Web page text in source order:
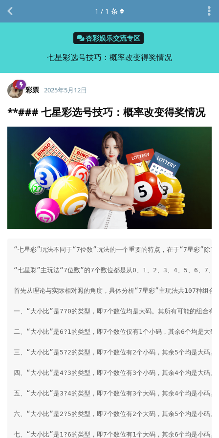
杏彩娱乐交流专区
七星彩选号技巧：概率改变得奖情况
1 / 1 条
彩票 2025年5月12日
**###七星彩选号技巧：概率改变得奖情况
“七星彩”玩法不同于“7位数”玩法的一个重要的特点，在于“7星彩”除
“七星彩”主玩法“7位数”的7个数位都是从0、1、2、3、4、5、6、7、
首先从理论与实际相对照的角度，具体分析“7星彩”主玩法共107种组
一、“大小比”是7?0的类型，即7个数位均是大码。其所有可能的组合
二、“大小比”是6?1的类型，即7个数位仅有1个小码，其余6个均是大
三、“大小比”是5?2的类型，即7个数位有2个小码，其余5个均是大
四、“大小比”是4?3的类型，即7个数位有3个小码，其余4个均是大
五、“大小比”是3?4的类型，即7个数位有3个大码，其余4个均是小
六、“大小比”是2?5的类型，即7个数位有2个大码，其余5个均是小
七、“大小比”是1?6的类型，即7个数位有1个大码，其余6个均是小码